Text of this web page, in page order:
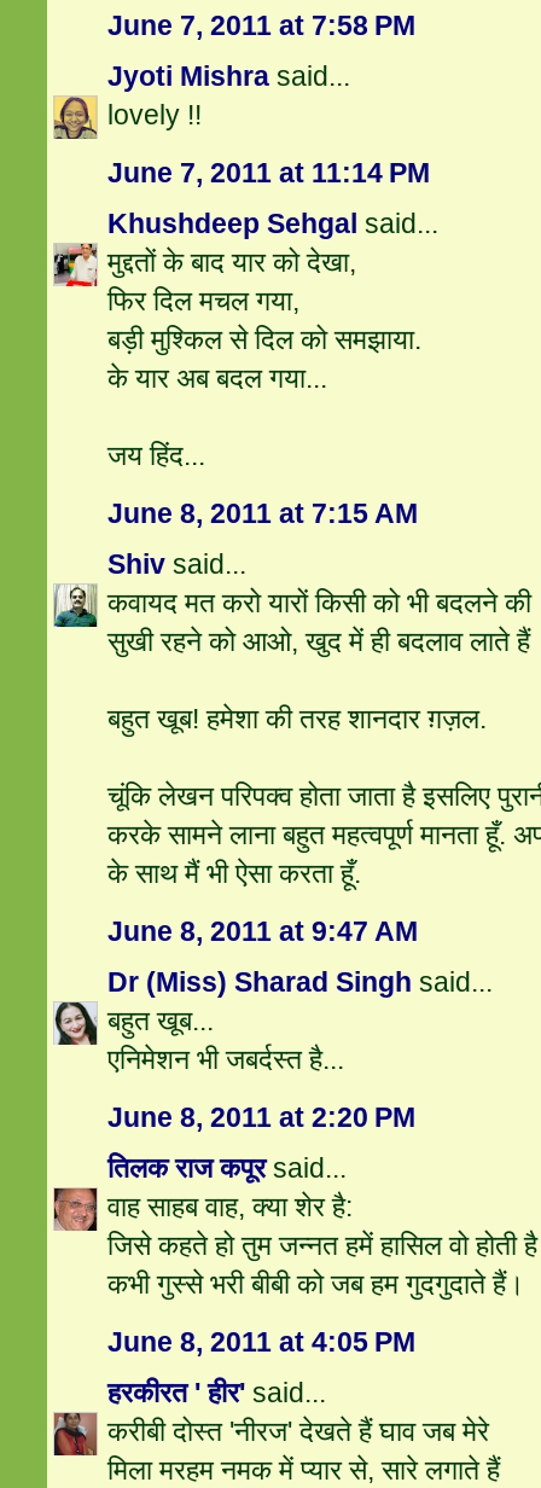
June 7, 2011 at 7:58 PM
Jyoti Mishra said...
lovely !!
June 7, 2011 at 11:14 PM
Khushdeep Sehgal said...
मुद्दतों के बाद यार को देखा,
फिर दिल मचल गया,
बड़ी मुश्किल से दिल को समझाया.
के यार अब बदल गया...
जय हिंद...
June 8, 2011 at 7:15 AM
Shiv said...
कवायद मत करो यारों किसी को भी बदलने की
सुखी रहने को आओ, खुद में ही बदलाव लाते हैं
बहुत खूब! हमेशा की तरह शानदार ग़ज़ल.
चूंकि लेखन परिपक्व होता जाता है इसलिए
करके सामने लाना बहुत महत्वपूर्ण मानता हूँ.
के साथ मैं भी ऐसा करता हूँ.
June 8, 2011 at 9:47 AM
Dr (Miss) Sharad Singh said...
बहुत खूब...
एनिमेशन भी जबर्दस्त है...
June 8, 2011 at 2:20 PM
तिलक राज कपूरsaid...
वाह साहब वाह, क्‍या शेर है:
जिसे कहते हो तुम जन्नत हमें हासिल वो होती है
कभी गुस्‍से भरी बीबी को जब हम गुदगुदाते हैं।
June 8, 2011 at 4:05 PM
हरकीरत ' हीर' said...
करीबी दोस्त 'नीरज' देखते हैं घाव जब मेरे
मिला मरहम नमक में प्यार से, सारे लगाते हैं